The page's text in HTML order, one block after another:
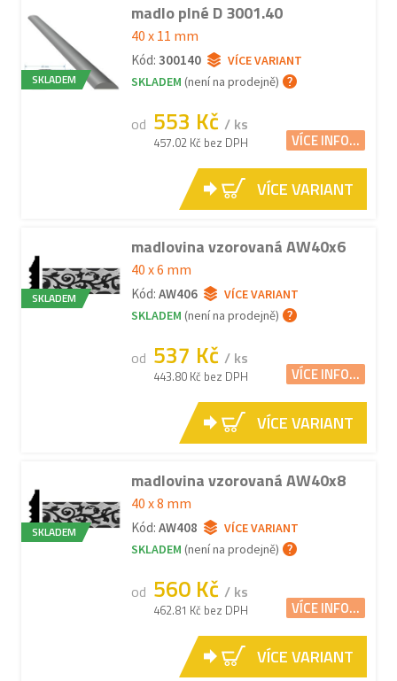
SKLADEM
madlo plné D 3001.40
40 x 11 mm
Kód: 300140
VÍCE VARIANT
SKLADEM (není na prodejně)
od 553 Kč / ks
457.02 Kč bez DPH VÍCE INFO...
VÍCE VARIANT
SKLADEM
madlovina vzorovaná AW40x6
40 x 6 mm
Kód: AW406
VÍCE VARIANT
SKLADEM (není na prodejně)
od 537 Kč / ks
443.80 Kč bez DPH VÍCE INFO...
VÍCE VARIANT
SKLADEM
madlovina vzorovaná AW40x8
40 x 8 mm
Kód: AW408
VÍCE VARIANT
SKLADEM (není na prodejně)
od 560 Kč / ks
462.81 Kč bez DPH VÍCE INFO...
VÍCE VARIANT